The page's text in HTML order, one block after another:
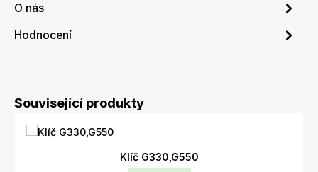
O nás
Hodnocení
Přeskočit galerii produktů
Související produkty
Klíč G330,G550